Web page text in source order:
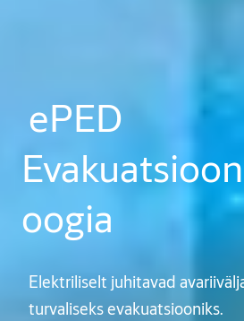
ePED
oogia
Elektriliselt juhitavad
turvaliseks evakuatsiooniks.